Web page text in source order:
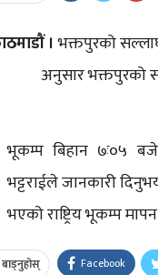
।भक्तपुरको
अनुसार भक्तपुरको
भूकम्प बिहान ७ः०५
भट्टराईले जानकारी
भएको राष्ट्रिय भूकम्प
बाड्नुहोस् Facebook